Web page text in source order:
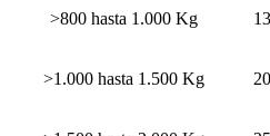
>800 hasta 1.000 Kg
>1.000 hasta 1.500 Kg